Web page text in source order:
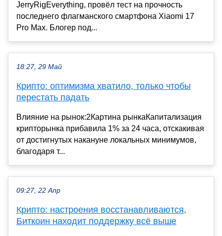
JerryRigEverything, провёл тест на прочность
последнего флагманского смартфона Xiaomi 17
Pro Max. Блогер под...
18:27, 29 Май
Крипто: оптимизма хватило, только чтобы
перестать падать
Влияние на рынок:2Картина рынкаКапитализация
крипторынка прибавила 1% за 24 часа, отскакивая
от достигнутых накануне локальных минимумов,
благодаря т...
09:27, 22 Апр
Крипто: настроения восстанавливаются,
Биткоин находит поддержку всё выше